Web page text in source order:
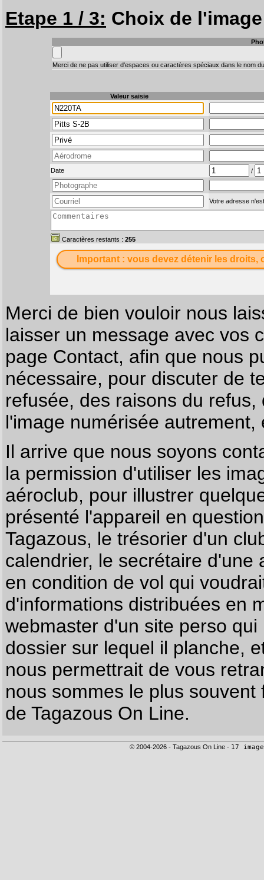
Etape 1 / 3: Choix de
Merci de ne pas utiliser d'espaces ou caractères spéciaux dans le nom
Valeur saisie
Date /
Votre adresse
Caractères restants : 255
Important : vous devez détenir les
Merci de bien vouloir nous
laisser un message avec vos
page Contact, afin que nous
nécessaire, pour discuter de
refusée, des raisons du
l'image numérisée autrement,
Il arrive que nous soyons
la permission d'utiliser les
aéroclub, pour illustrer
présenté l'appareil en
Tagazous, le trésorier d'un
calendrier, le secrétaire
en condition de vol qui
d'informations distribuées en
webmaster d'un site perso
dossier sur lequel il planche,
nous permettrait de vous
nous sommes le plus
de Tagazous On Line.
© 2004-2026 - Tagazous On Line - 17